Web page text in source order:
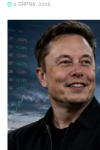
6 SRPNA, 2026